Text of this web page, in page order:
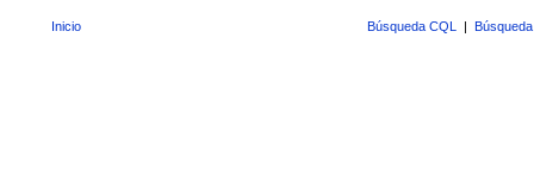
Inicio Búsqueda CQL